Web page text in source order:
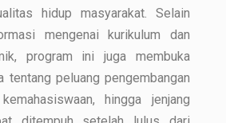
hidup masyarakat. Selain
mengenai kurikulum dan
program ini juga membuka
tentang peluang pengembangan
hingga jenjang